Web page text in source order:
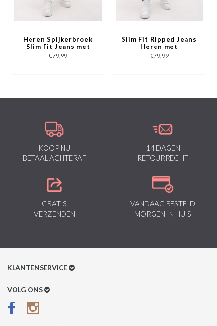
- Zakken: 2 Voorzakken, 2 Achterzakken
- Wasvoorschrift: Machinewas 30 graden
Heren Spijkerbroek
Slim Fit Jeans met
Verfspatten - MM-S-
114 - Grijs
€79,99
Slim Fit Ripped Jeans
Heren met
Verfspatten - MM-S-
116 - Zwart
€79,99
KOOP NU
BETAAL ACHTERAF
14 DAGEN
RETOURRECHT
GRATIS
VERZENDEN
VANDAAG BESTELD
MORGEN IN HUIS
KLANTENSERVICE
Klantenservice
Betaalmethoden
VOLG ONS